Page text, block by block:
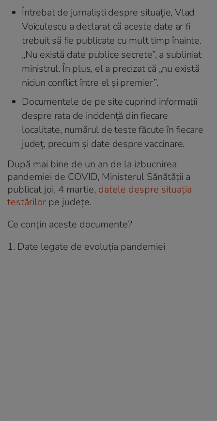
Întrebat de jurnaliști despre situație, Vlad
Voiculescu a declarat că aceste date ar fi
trebuit să fie publicate cu mult timp înainte.
„Nu există date publice secrete”, a subliniat
ministrul. În plus, el a precizat că „nu există
niciun conflict între el şi premier”.
Documentele de pe site cuprind informații
despre rata de incidență din fiecare
localitate, numărul de teste făcute în fiecare
județ, precum și date despre vaccinare.
După mai bine de un an de la izbucnirea
pandemiei de COVID, Ministerul Sănătăţii a
publicat joi, 4 martie, datele despre situaţia
testărilor pe judeţe.
Ce conțin aceste documente?
1. Date legate de evoluția pandemiei